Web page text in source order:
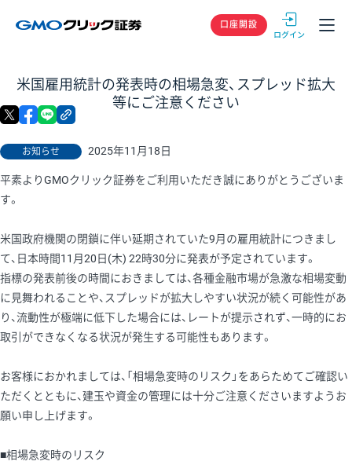
GMOクリック
口座開設
米国雇用統計の発表時の相場急変、スプレッド拡大
等にご注意ください
お知らせ 2025年11月18日
X facebook
平素よりGMOクリック証券をご利用いただき誠にありがとうございま
す。
米国政府機関の閉鎖に伴い延期されていた9月の雇用統計につきまし
て、日本時間11月20日(木) 22時30分に発表が予定されています。
指標の発表前後の時間におきましては、各種金融市場が急激な相場変動
に見舞われることや、スプレッドが拡大しやすい状況が続く可能性があ
り、流動性が極端に低下した場合には、レートが提示されず、一時的にお
取引ができなくなる状況が発生する可能性もあります。
お客様におかれましては、「相場急変時のリスク」をあらためてご確認い
ただくとともに、建玉や資金の管理には十分ご注意くださいますようお
願い申し上げます。
■相場急変時のリスク